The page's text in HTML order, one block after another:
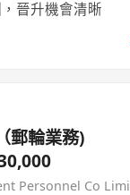
晉升機會清晰
郵輪業務)
Personnel Co